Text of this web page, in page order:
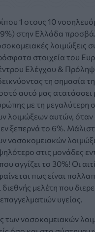
1 στους 10
στην Ελλάδα
λοιμώξεις
στοιχεία του
Ελέγχου &
τη σημασία
αυτό μας ατατάσσει
με τη μεγαλύτερη
λοιμώξεων αυτών,
ξεπερνά το 6%.
νοσοκομειακών
στις μονάδες
αγγίζει το 30%! Οι
πως είναι
διεθνής μελέτη που
υγείας.
των νοσοκομειακών